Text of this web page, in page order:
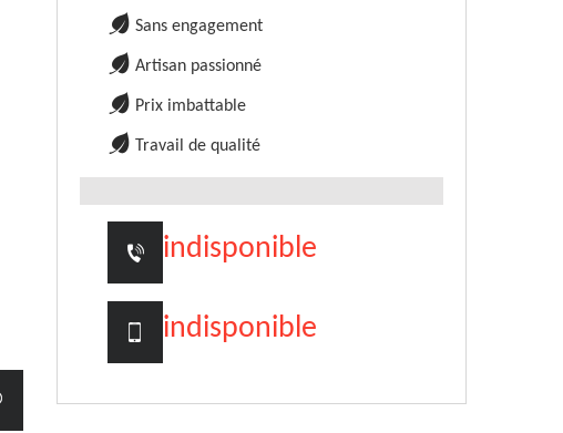
Sans engagement
Artisan passionné
Prix imbattable
Travail de qualité
indisponible
indisponible